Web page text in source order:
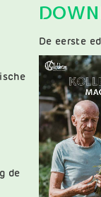
de
De eerste